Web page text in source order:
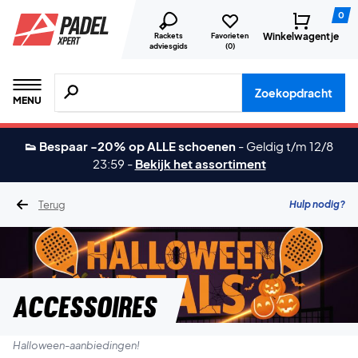
Rackets
adviesgids
Favorieten
(0)
0
Winkelwagentje
MENU
Zoeken naar producten, merken etc.
Zoekopdracht
👟 Bespaar -20% op ALLE schoenen - Geldig t/m 12/8
23:59 - Bekijk het assortiment
Terug Hulp nodig?
Accessoires
Halloween-aanbiedingen!